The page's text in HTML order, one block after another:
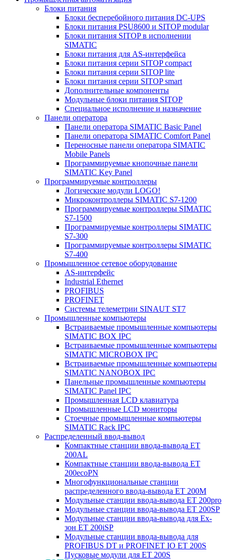
Блоки питания
Блоки бесперебойного питания DC-UPS
Блоки питания PSU8600 и SITOP modular
Блоки питания SITOP в исполнении
SIMATIC
Блоки питания для AS-интерфейса
Блоки питания серии SITOP compact
Блоки питания серии SITOP lite
Блоки питания серии SITOP smart
Дополнительные компоненты
Модульные блоки питания SITOP
Специальное исполнение и назначение
Панели оператора
Панели оператора SIMATIC Basic Panel
Панели оператора SIMATIC Comfort Panel
Переносные панели оператора SIMATIC
Mobile Panels
Программируемые кнопочные панели
SIMATIC Key Panel
Программируемые контроллеры
Логические модули LOGO!
Микроконтроллеры SIMATIC S7-1200
Программируемые контроллеры SIMATIC
S7-1500
Программируемые контроллеры SIMATIC
S7-300
Программируемые контроллеры SIMATIC
S7-400
Промышленное сетевое оборудование
AS-интерфейс
Industrial Ethernet
PROFIBUS
PROFINET
Системы телеметрии SINAUT ST7
Промышленные компьютеры
Встраиваемые промышленные компьютеры
SIMATIC BOX IPC
Встраиваемые промышленные компьютеры
SIMATIC MICROBOX IPC
Встраиваемые промышленные компьютеры
SIMATIC NANOBOX IPC
Панельные промышленные компьютеры
SIMATIC Panel IPC
Промышленная LCD клавиатура
Промышленные LCD мониторы
Стоечные промышленные компьютеры
SIMATIC Rack IPC
Распределенный ввод-вывод
Компактные станции ввода-вывода ET
200AL
Компактные станции ввода-вывода ET
200ecoPN
Многофункциональные станции
распределенного ввода-вывода ET 200M
Модульные станции ввода-вывода ET 200pro
Модульные станции ввода-вывода ET 200SP
Модульные станции ввода-вывода для Ex-
зон ET 200iSP
Модульные станции ввода-вывода для
PROFIBUS DT и PROFINET IO ET 200S
Пусковые модули для ET 200S